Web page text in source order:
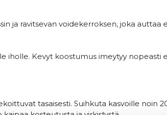
ja ravitsevan voidekerroksen, joka
iholle. Kevyt koostumus imeytyy nopeasti
tasaisesti. Suihkuta kasvoille noin